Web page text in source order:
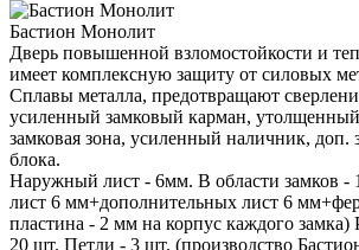
Бастион Монолит
Дверь повышенной взломостойкости и
имеет комплексную защиту от силовых
Сплавы металла, предотвращают
усиленный замковый карман,
замковая зона, усиленный наличник, доп.
блока.
Наружный лист - 6мм. В области замков
лист 6 мм+дополнительных лист 6
пластина - 2 мм на корпус каждого замка)
20 шт. Петли - 3 шт. (производство